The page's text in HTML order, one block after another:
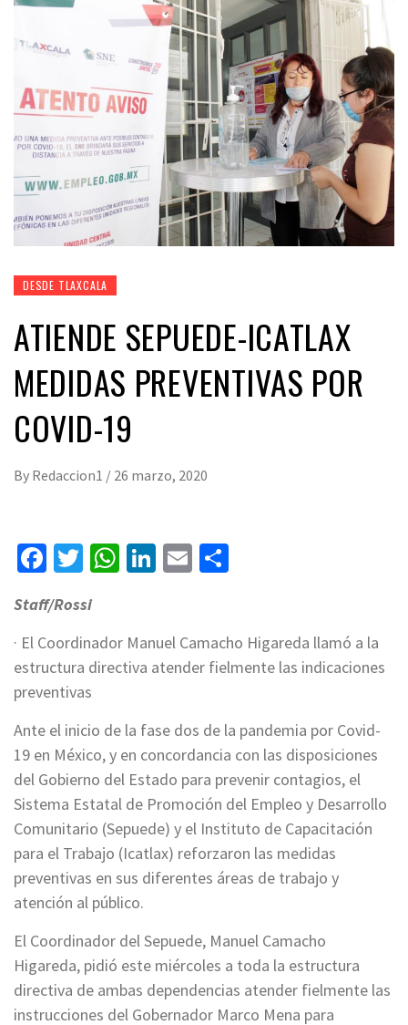
DESDE TLAXCALA
ATIENDE SEPUEDE-ICATLAX
MEDIDAS PREVENTIVAS POR
COVID-19
By Redaccion1 / 26 marzo, 2020
Facebook
Twitter
WhatsApp
LinkedIn
Email
Staff/Rossi
· El Coordinador Manuel Camacho Higareda llamó a la
estructura directiva atender fielmente las indicaciones
preventivas
Ante el inicio de la fase dos de la pandemia por Covid-
19 en México, y en concordancia con las disposiciones
del Gobierno del Estado para prevenir contagios, el
Sistema Estatal de Promoción del Empleo y Desarrollo
Comunitario (Sepuede) y el Instituto de Capacitación
para el Trabajo (Icatlax) reforzaron las medidas
preventivas en sus diferentes áreas de trabajo y
atención al público.
El Coordinador del Sepuede, Manuel Camacho
Higareda, pidió este miércoles a toda la estructura
directiva de ambas dependencias atender fielmente las
instrucciones del Gobernador Marco Mena para